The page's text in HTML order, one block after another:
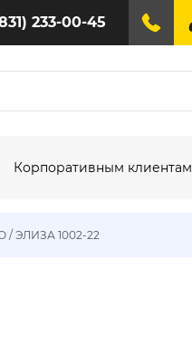
233-00-45
Корпоративным клиентам
/ ЭЛИЗА 1002-22